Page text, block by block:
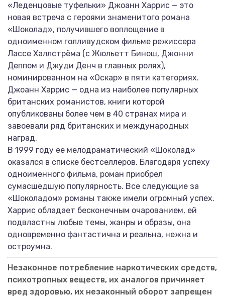
«Леденцовые туфельки» Джоанн Харрис — это
новая встреча с героями знаменитого романа
«Шоколад», получившего воплощение в
одноименном голливудском фильме режиссера
Лассе Халлстрёма (с Жюльетт Бинош, Джонни
Деппом и Джуди Денч в главных ролях),
номинированном на «Оскар» в пяти категориях.
Джоанн Харрис — одна из наиболее популярных
британских романистов, книги которой
опубликованы более чем в 40 странах мира и
завоевали ряд британских и международных
наград.
В 1999 году ее мелодраматический «Шоколад»
оказался в списке бестселлеров. Благодаря успеху
одноименного фильма, роман приобрел
сумасшедшую популярность. Все следующие за
«Шоколадом» романы также имели огромный успех.
Харрис обладает бесконечным очарованием, ей
подвластны любые темы, жанры и образы, она
одновременно фантастична и реальна, нежна и
остроумна.
Незаконное потребление наркотических средств,
психотропных веществ, их аналогов причиняет
вред здоровью, их незаконный оборот запрещен